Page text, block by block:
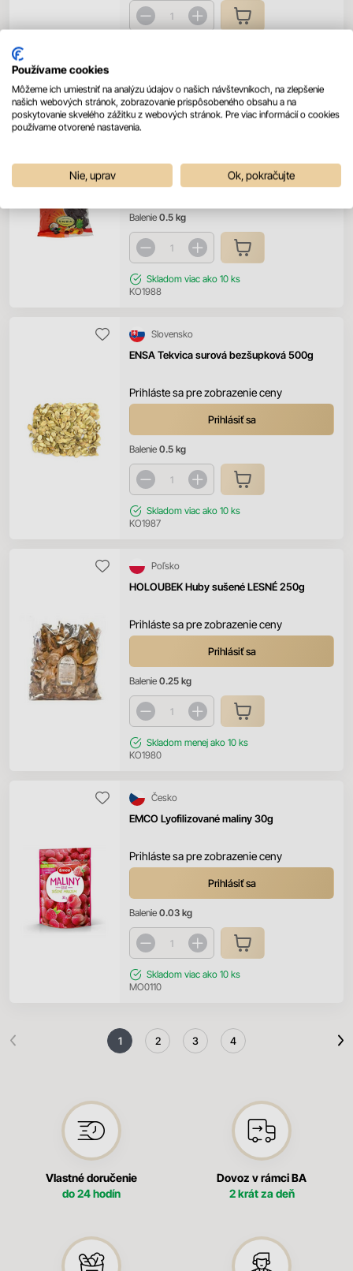
ENSA Slivky sušené 500g
Česko
Prihláste sa pre zobrazenie ceny
Prihlásiť sa
Balenie 0.5 kg
Skladom viac ako 10 ks
KO1988
ENSA Tekvica surová bezšupková 500g
Slovensko
Prihláste sa pre zobrazenie ceny
Prihlásiť sa
Balenie 0.5 kg
Skladom viac ako 10 ks
KO1987
HOLOUBEK Huby sušené LESNÉ 250g
Poľsko
Prihláste sa pre zobrazenie ceny
Prihlásiť sa
Balenie 0.25 kg
Skladom menej ako 10 ks
KO1980
EMCO Lyofilizované maliny 30g
Česko
Prihláste sa pre zobrazenie ceny
Prihlásiť sa
Balenie 0.03 kg
Skladom viac ako 10 ks
MO0110
1 2 3 4
Vlastné doručenie
do 24 hodín
Dovoz v rámci BA
2 krát za deň
Používame cookies
Môžeme ich umiestniť na analýzu údajov o našich návštevníkoch, na zlepšenie
našich webových stránok, zobrazovanie prispôsobeného obsahu a na
poskytovanie skvelého zážitku z webových stránok. Pre viac informácií o cookies
používame otvorené nastavenia.
Nie, uprav Ok, pokračujte